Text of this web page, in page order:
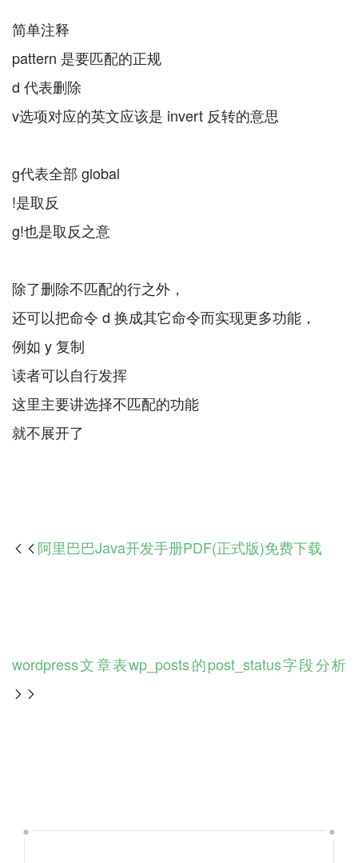
简单注释
pattern 是要匹配的正规
d 代表删除
v选项对应的英文应该是 invert 反转的意思
g代表全部 global
!是取反
g!也是取反之意
除了删除不匹配的行之外，
还可以把命令 d 换成其它命令而实现更多功能，
例如 y 复制
读者可以自行发挥
这里主要讲选择不匹配的功能
就不展开了
 阿里巴巴Java开发手册PDF(正式版)免费下载
wordpress文章表wp_posts的post_status字段分析
